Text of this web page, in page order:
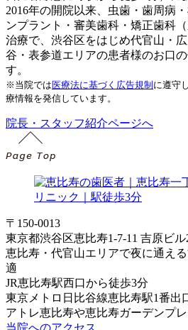
2016年の開院以来、虫歯・歯周病
ンプラント・審美歯科・矯正歯科
治療で、渋谷区をはじめ代官山・
谷・表参道エリアの患者様のお口
す。
※当院では医療法に基づく広告規制に遵守
療情報を発信しています。
院長・スタッフ紹介ページへ
〒150-0013
東京都渋谷区恵比寿1-7-11 吉原ビル
恵比寿・代官山エリアで夜に通え
適
JR恵比寿駅西口から徒歩3分
東京メトロ日比谷線恵比寿駅1番出
アトレ恵比寿や恵比寿ガーデンプレ
当院へのアクセス